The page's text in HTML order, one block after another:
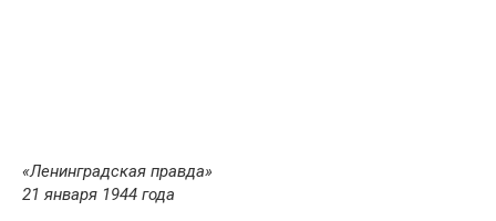
«Ленинградская правда»
21 января 1944 года